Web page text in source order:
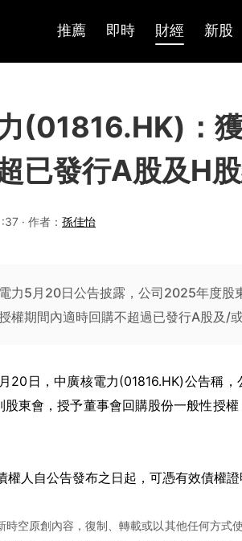
推薦 即時 財經 新股
(01816.HK)：
已發行A股及H
· 作者： 孫佳怡
力5月20日公告披露，公司2025年度股
權期間內適時回購不超過已發行A股及/
20日，中廣核電力(01816.HK)公告稱
東會，授予董事會回購股份一般性授
權人自公告發布之日起，可憑有效債權
時空原創內容，復制、轉載或以其他任何方式